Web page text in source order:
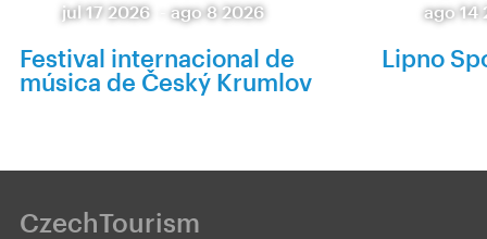
jul 17 2026
-ago 8 2026
Festival internacional de
música de Český Krumlov
ago 14
Lipno
CzechTourism